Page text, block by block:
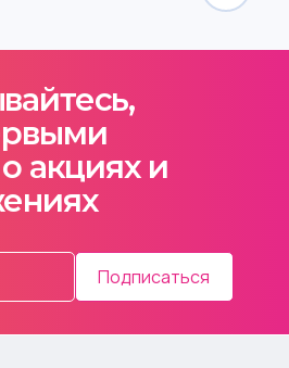
акциях и
Подписаться